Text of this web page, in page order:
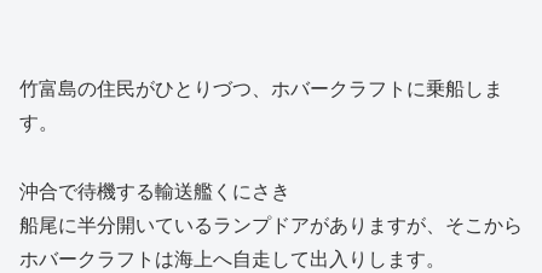
竹富島の住民がひとりづつ、ホバークラフトに乗船しま
す。
沖合で待機する輸送艦くにさき
船尾に半分開いているランプドアがありますが、そこから
ホバークラフトは海上へ自走して出入りします。